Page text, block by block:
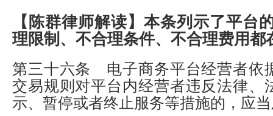
【陈群律师解读】 本条列示了平台
理限制、不合理条件、不合理费用都
第三十六条 电子商务平台经营者依
交易规则对平台内经营者违反法律、
示、暂停或者终止服务等措施的，应